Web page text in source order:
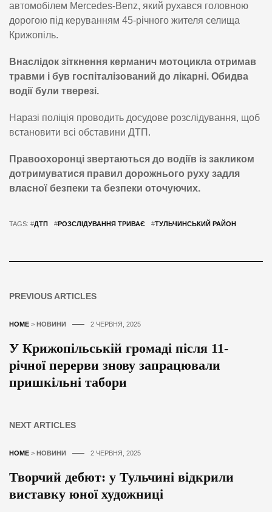
автомобілем Mercedes-Benz, який рухався головною
дорогою під керуванням 45-річного жителя селища
Крижопіль.
Внаслідок зіткнення керманич мотоцикла отримав
травми і був госпіталізований до лікарні. Обидва
водії були тверезі.
Наразі поліція проводить досудове розслідування, щоб
встановити всі обставини ДТП.
Правоохоронці звертаються до водіїв із закликом
дотримуватися правил дорожнього руху задля
власної безпеки та безпеки оточуючих.
TAGS: #ДТП #РОЗСЛІДУВАННЯ ТРИВАЄ #ТУЛЬЧИНСЬКИЙ РАЙОН
PREVIOUS ARTICLES
HOME > НОВИНИ 2 ЧЕРВНЯ, 2025
У Крижопільській громаді після 11-
річної перерви знову запрацювали
пришкільні табори
NEXT ARTICLES
HOME > НОВИНИ 2 ЧЕРВНЯ, 2025
Творчий дебют: у Тульчині відкрили
виставку юної художниці